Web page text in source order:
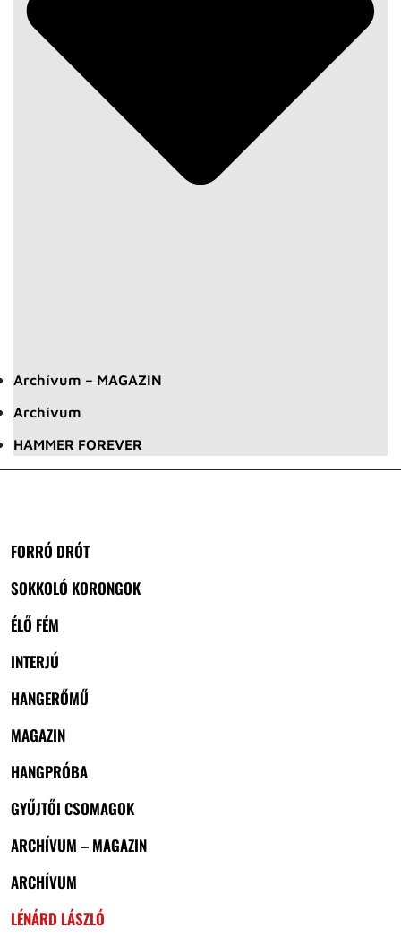
Archívum – MAGAZIN
Archívum
HAMMER FOREVER
FORRÓ DRÓT
SOKKOLÓ KORONGOK
ÉLŐ FÉM
INTERJÚ
HANGERŐMŰ
MAGAZIN
HANGPRÓBA
GYŰJTŐI CSOMAGOK
ARCHÍVUM – MAGAZIN
ARCHÍVUM
LÉNÁRD LÁSZLÓ